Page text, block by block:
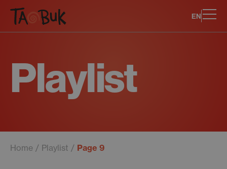
EN
Playlist
Home Playlist Page 9